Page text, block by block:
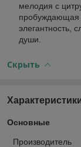
мелодия с
пробуждающая
элегантность,
души.
Скрыть
Основные
Производитель